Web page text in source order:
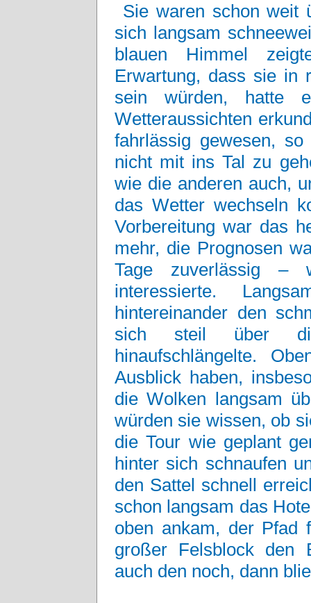
Sie waren schon weit
sich langsam
blauen Himmel
Erwartung, dass sie in
sein würden, hatte
Wetteraussichten
fahrlässig gewesen,
nicht mit ins Tal zu
wie die anderen auch,
das Wetter wechseln
Vorbereitung war das
mehr, die Prognosen
Tage zuverlässig –
interessierte.
hintereinander den
sich steil über
hinaufschlängelte.
Ausblick haben,
die Wolken langsam
würden sie wissen, ob
die Tour wie geplant
hinter sich schnaufen
den Sattel schnell
schon langsam das
oben ankam, der Pfad
großer Felsblock den
auch den noch, dann